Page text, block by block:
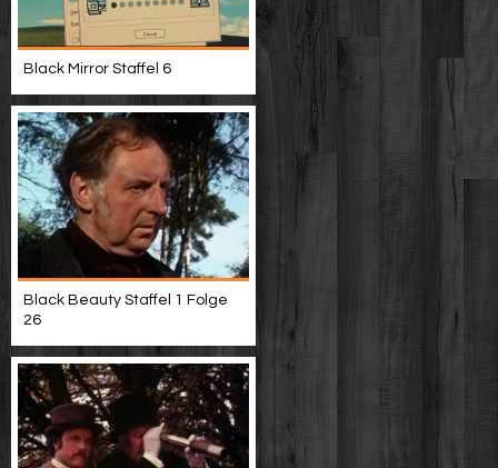
Black Mirror Staffel 6
Black Beauty Staffel 1 Folge
26